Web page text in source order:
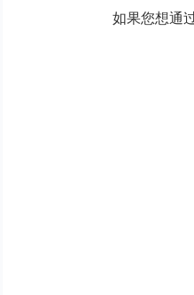
如果您想通过